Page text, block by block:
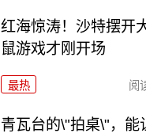
红海惊涛！沙特摆开
鼠游戏才刚开场
最热 阅
青瓦台的\"拍桌\"，能